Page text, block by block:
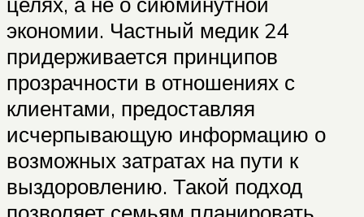
экономии. Частный медик 24
придерживается принципов
прозрачности в отношениях с
клиентами, предоставляя
исчерпывающую информацию о
возможных затратах на пути к
выздоровлению. Такой подход